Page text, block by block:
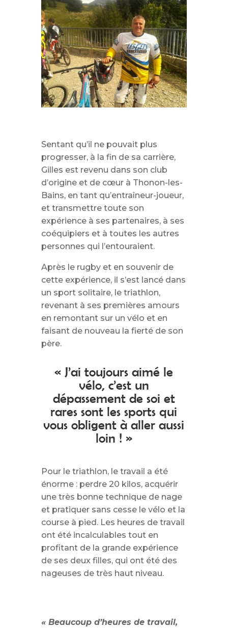
Sentant qu’il ne pouvait plus
progresser, à la fin de sa carrière,
Gilles est revenu dans son club
d’origine et de cœur à Thonon-les-
Bains, en tant qu’entraîneur-joueur,
et transmettre toute son
expérience à ses partenaires, à ses
coéquipiers et à toutes les autres
personnes qui l’entouraient.
Après le rugby et en souvenir de
cette expérience, il s’est lancé dans
un sport solitaire, le triathlon,
revenant à ses premières amours
en remontant sur un vélo et en
faisant de nouveau la fierté de son
père.
« J’ai toujours aimé le
vélo, c’est un
dépassement de soi et
rares sont les sports qui
vous obligent à aller aussi
loin ! »
Pour le triathlon, le travail a été
énorme : perdre 20 kilos, acquérir
une très bonne technique de nage
et pratiquer sans cesse le vélo et la
course à pied. Les heures de travail
ont été incalculables tout en
profitant de la grande expérience
de ses deux filles, qui ont été des
nageuses de très haut niveau.
« Beaucoup d’heures de travail,